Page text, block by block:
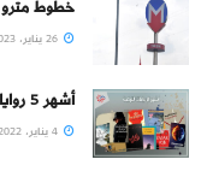
خطوط مترو
أشهر 5 روايات تركية مترجمة للعربية ينبغي عليك قراءتها